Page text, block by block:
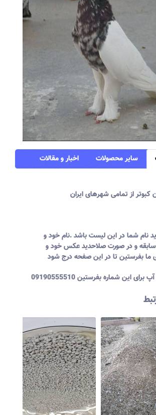
سایر محصولات اخبار و مقالات
نام شما در این لیست باشد .نام خود و
سابقه و در صورت صلاحدید عکس خود و
این شماره بفرستین 09190555510